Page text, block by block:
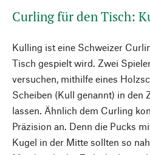
Curling für den Tisch:
Kulling ist eine Schweizer
Tisch gespielt wird. Zwei
versuchen, mithilfe eines
Scheiben (Kull genannt) in den
lassen. Ähnlich dem Curling
Präzision an. Denn die Pucks
Kugel in der Mitte sollten so